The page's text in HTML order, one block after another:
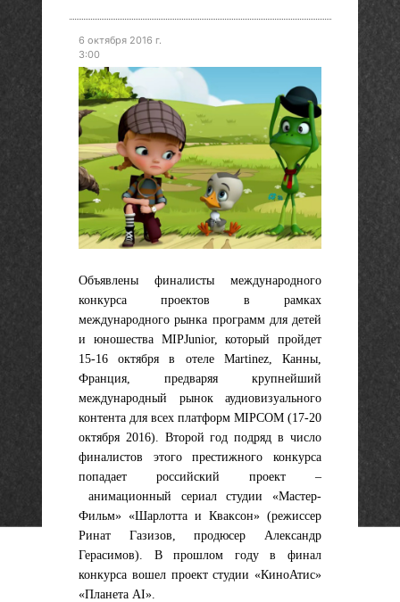
6 октября 2016 г.
3:00
Объявлены финалисты международного
конкурса проектов в рамках
международного рынка программ для детей
и юношества MIPJunior, который пройдет
15-16 октября в отеле Martinez, Канны,
Франция, предваряя крупнейший
международный рынок аудиовизуального
контента для всех платформ MIPCOM (17-20
октября 2016). Второй год подряд в число
финалистов этого престижного конкурса
попадает российский проект –
анимационный сериал студии «Мастер-
Фильм» «Шарлотта и Кваксон» (режиссер
Ринат Газизов, продюсер Александр
Герасимов) . В прошлом году в финал
конкурса вошел проект студии «КиноАтис»
«Планета AI».